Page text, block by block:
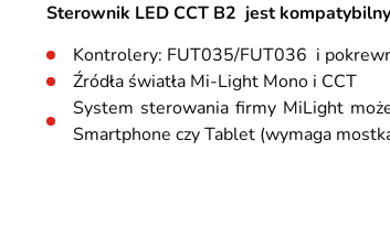
Sterownik LED CCT B2 jest
Kontrolery: FUT035/FUT036 i
Źródła światła Mi-Light Mono i CCT
System sterowania firmy MiLight
Smartphone czy Tablet (wymaga